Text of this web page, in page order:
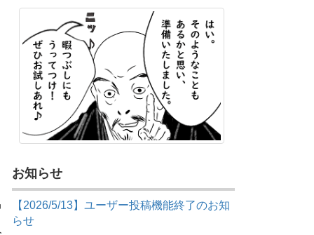
お知らせ
【2026/5/13】ユーザー投稿機能終了のお知
らせ